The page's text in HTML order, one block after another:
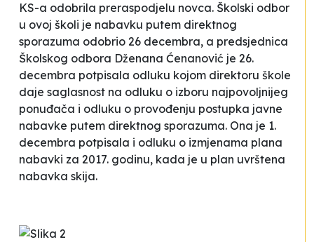
KS-a odobrila preraspodjelu novca. Školski odbor
u ovoj školi je nabavku putem direktnog
sporazuma odobrio 26 decembra, a predsjednica
Školskog odbora Dženana Ćenanović je 26.
decembra potpisala odluku kojom direktoru škole
daje saglasnost na odluku o izboru najpovoljnijeg
ponuđača i odluku o provođenju postupka javne
nabavke putem direktnog sporazuma. Ona je 1.
decembra potpisala i odluku o izmjenama plana
nabavki za 2017. godinu, kada je u plan uvrštena
nabavka skija.